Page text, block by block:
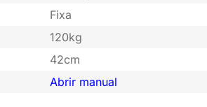
Fixa
120kg
42cm
Abrir manual